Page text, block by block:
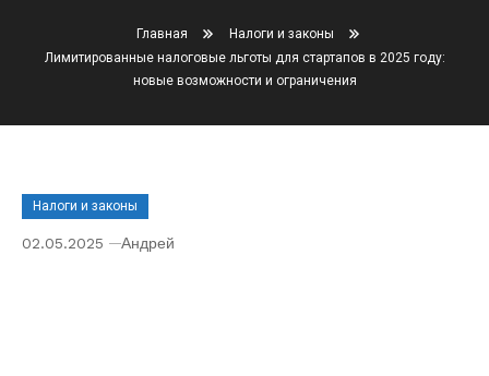
Главная
Налоги и законы
Лимитированные налоговые льготы для стартапов в 2025 году:
новые возможности и ограничения
Налоги и законы
02.05.2025 Андрей